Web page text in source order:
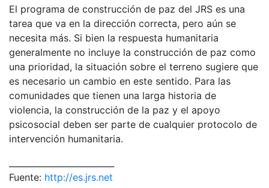
El programa de construcción de paz del JRS es una
tarea que va en la dirección correcta, pero aún se
necesita más. Si bien la respuesta humanitaria
generalmente no incluye la construcción de paz como
una prioridad, la situación sobre el terreno sugiere que
es necesario un cambio en este sentido. Para las
comunidades que tienen una larga historia de
violencia, la construcción de la paz y el apoyo
psicosocial deben ser parte de cualquier protocolo de
intervención humanitaria.
Fuente: http://es.jrs.net